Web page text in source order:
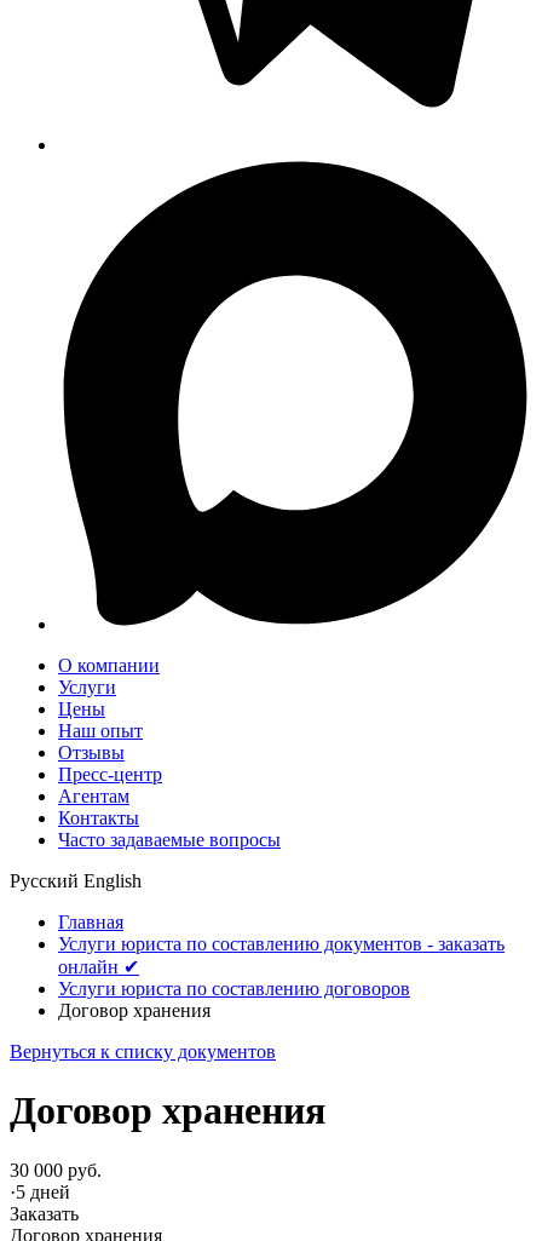
О компании
Услуги
Цены
Наш опыт
Отзывы
Пресс-центр
Агентам
Контакты
Часто задаваемые вопросы
Русский English
Главная
Услуги юриста по составлению документов - заказать
онлайн ✔
Услуги юриста по составлению договоров
Договор хранения
Вернуться к списку документов
Договор хранения
30 000 руб.
·5 дней
Заказать
Договор хранения